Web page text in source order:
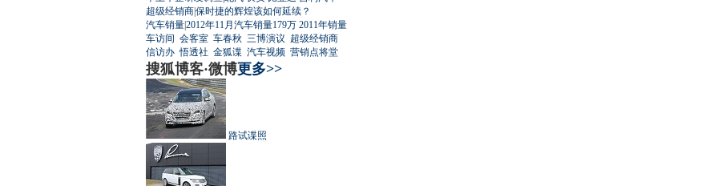
超级经销商|保时捷的辉煌该如何延续？
汽车销量|2012年11月汽车销量179万 2011年销量
车访间 会客室 车春秋 三博演议 超级经销商
信访办 悟透社 金狐谍 汽车视频 营销点将堂
搜狐博客·微博更多>>
路试谍照